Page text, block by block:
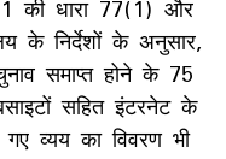
के निर्देशों के अनुसार,
समाप्त होने के 75
सहित इंटरनेट के
व्यय का विवरण भी